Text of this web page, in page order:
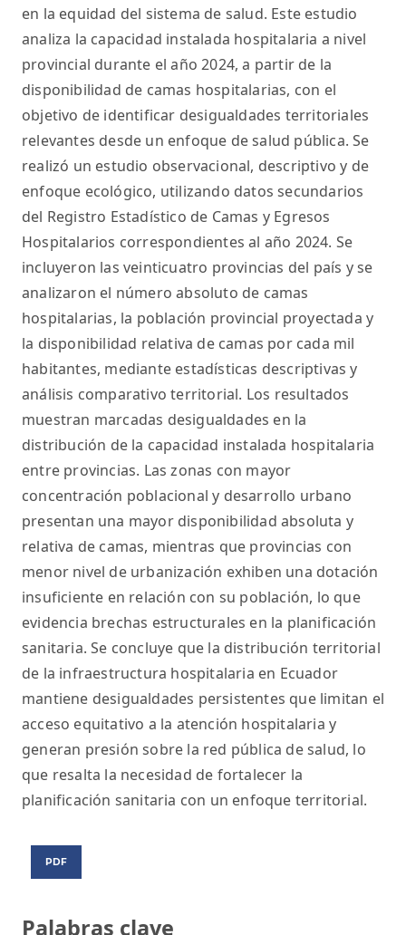
Palabras clave
en la equidad del sistema de salud. Este estudio
analiza la capacidad instalada hospitalaria a nivel
provincial durante el año 2024, a partir de la
disponibilidad de camas hospitalarias, con el
objetivo de identificar desigualdades territoriales
relevantes desde un enfoque de salud pública. Se
realizó un estudio observacional, descriptivo y de
enfoque ecológico, utilizando datos secundarios
del Registro Estadístico de Camas y Egresos
Hospitalarios correspondientes al año 2024. Se
incluyeron las veinticuatro provincias del país y se
analizaron el número absoluto de camas
hospitalarias, la población provincial proyectada y
la disponibilidad relativa de camas por cada mil
habitantes, mediante estadísticas descriptivas y
análisis comparativo territorial. Los resultados
muestran marcadas desigualdades en la
distribución de la capacidad instalada hospitalaria
entre provincias. Las zonas con mayor
concentración poblacional y desarrollo urbano
presentan una mayor disponibilidad absoluta y
relativa de camas, mientras que provincias con
menor nivel de urbanización exhiben una dotación
insuficiente en relación con su población, lo que
evidencia brechas estructurales en la planificación
sanitaria. Se concluye que la distribución territorial
de la infraestructura hospitalaria en Ecuador
mantiene desigualdades persistentes que limitan el
acceso equitativo a la atención hospitalaria y
generan presión sobre la red pública de salud, lo
que resalta la necesidad de fortalecer la
planificación sanitaria con un enfoque territorial.
PDF